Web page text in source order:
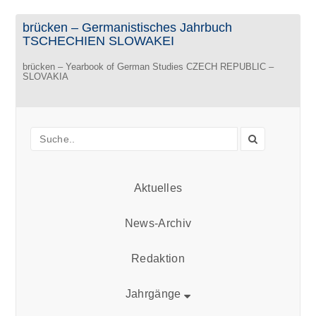
brücken – Germanistisches Jahrbuch
TSCHECHIEN SLOWAKEI
brücken – Yearbook of German Studies CZECH REPUBLIC –
SLOVAKIA
Aktuelles
News-Archiv
Redaktion
Jahrgänge